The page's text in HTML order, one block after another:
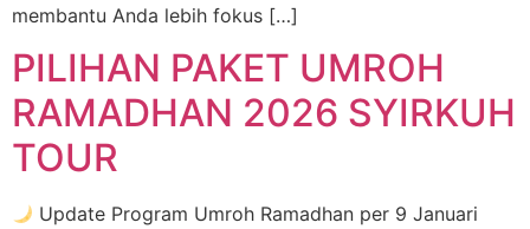
membantu Anda lebih fokus […]
PILIHAN PAKET UMROH
RAMADHAN 2026 SYIRKUH
TOUR
Update Program Umroh Ramadhan per 9 Januari